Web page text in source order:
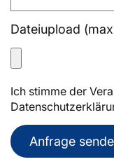
Dateiupload
Ich stimme der
Anfrage